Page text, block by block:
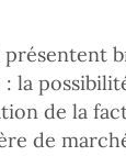
présentent
la
de la
de